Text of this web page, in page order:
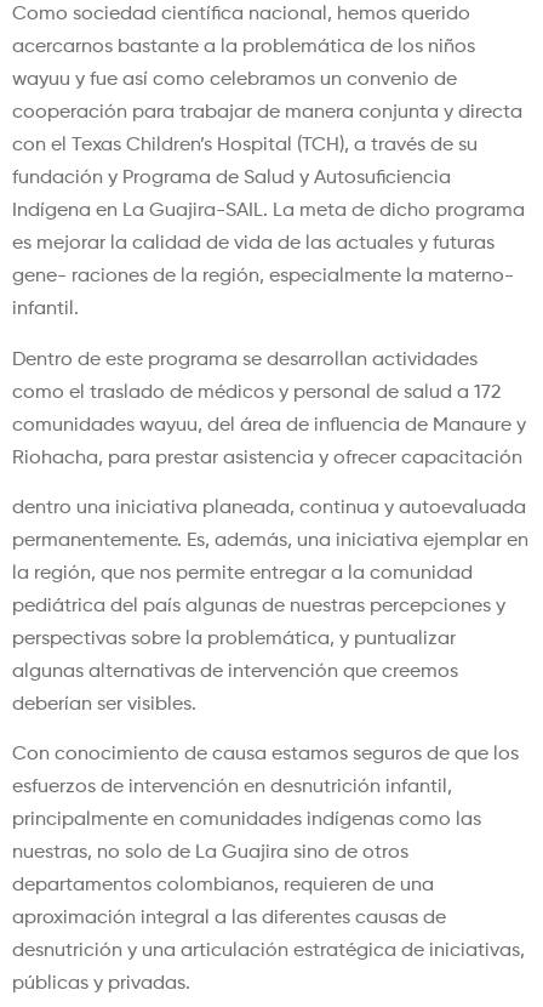
Como sociedad científica nacional, hemos querido
acercarnos bastante a la problemática de los niños
wayuu y fue así como celebramos un convenio de
cooperación para trabajar de manera conjunta y directa
con el Texas Children’s Hospital (TCH), a través de su
fundación y Programa de Salud y Autosuficiencia
Indígena en La Guajira-SAIL. La meta de dicho programa
es mejorar la calidad de vida de las actuales y futuras
gene- raciones de la región, especialmente la materno-
infantil.
Dentro de este programa se desarrollan actividades
como el traslado de médicos y personal de salud a 172
comunidades wayuu, del área de influencia de Manaure y
Riohacha, para prestar asistencia y ofrecer capacitación
dentro una iniciativa planeada, continua y autoevaluada
permanentemente. Es, además, una iniciativa ejemplar en
la región, que nos permite entregar a la comunidad
pediátrica del país algunas de nuestras percepciones y
perspectivas sobre la problemática, y puntualizar
algunas alternativas de intervención que creemos
deberían ser visibles.
Con conocimiento de causa estamos seguros de que los
esfuerzos de intervención en desnutrición infantil,
principalmente en comunidades indígenas como las
nuestras, no solo de La Guajira sino de otros
departamentos colombianos, requieren de una
aproximación integral a las diferentes causas de
desnutrición y una articulación estratégica de iniciativas,
públicas y privadas.